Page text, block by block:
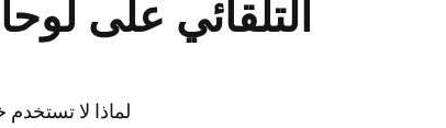
التلقائي على